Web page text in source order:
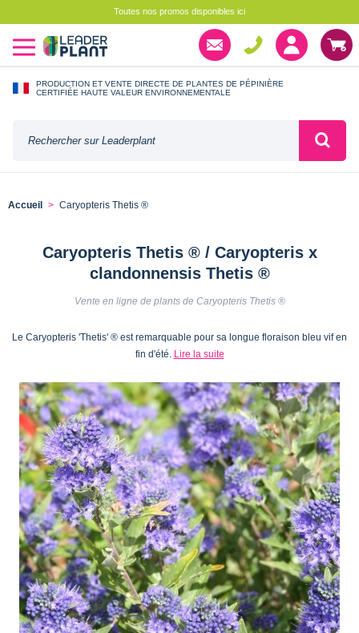
Toutes nos promos disponibles ici
PRODUCTION ET VENTE DIRECTE DE PLANTES DE PÉPINIÈRE
CERTIFIÉE HAUTE VALEUR ENVIRONNEMENTALE
Accueil Caryopteris Thetis ®
Caryopteris Thetis ® / Caryopteris x
clandonnensis Thetis ®
Vente en ligne de plants de Caryopteris Thetis ®
Le Caryopteris 'Thetis' ® est remarquable pour sa longue floraison bleu vif en
fin d'été. Lire la suite